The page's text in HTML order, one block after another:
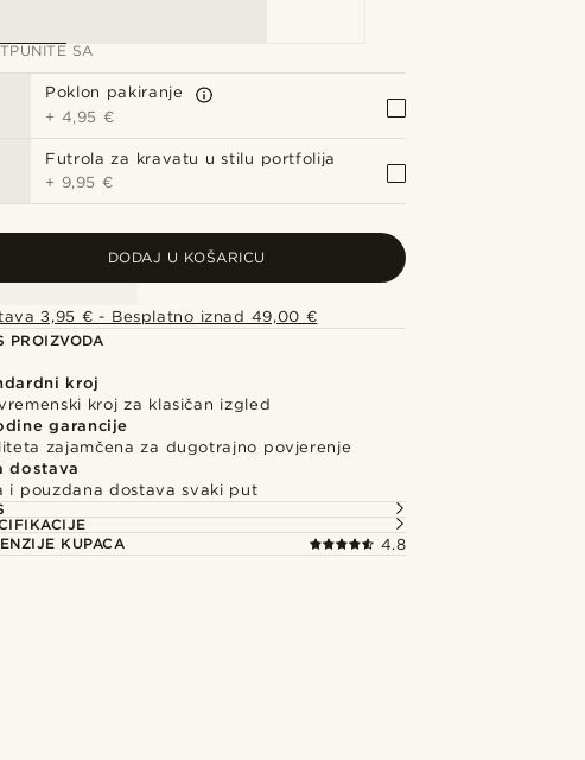
SA
Poklon pakiranje
+ 4,95 €
Futrola za kravatu u stilu portfolija
+ 9,95 €
DODAJ U KOŠARICU
3,95 € - Besplatno iznad 49,00 €
PROIZVODA
kroj
kroj za klasičan izgled
garancije
zajamčena za dugotrajno povjerenje
dostava
i pouzdana dostava svaki put
KUPACA
4.8